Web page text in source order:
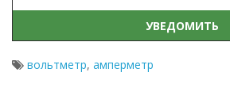
УВЕДОМИТЬ
вольтметр, амперметр